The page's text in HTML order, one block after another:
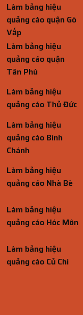
Làm bảng hiệu
quảng cáo quận Gò
Vấp
Làm bảng hiệu
quảng cáo quận
Tân Phú
Làm bảng hiệu
quảng cáo Thủ Đức
Làm bảng hiệu
quảng cáo Bình
Chánh
Làm bảng hiệu
quảng cáo Nhà Bè
Làm bảng hiệu
quảng cáo Hóc Môn
Làm bảng hiệu
quảng cáo Củ Chi